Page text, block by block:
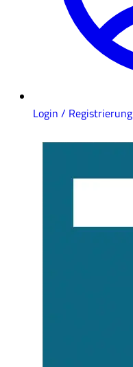
Login / Registrierung